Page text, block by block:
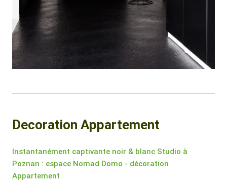
Decoration Appartement
Instantanément captivante noir & blanc Studio à
Poznan : espace Nomad Domo - décoration
Appartement